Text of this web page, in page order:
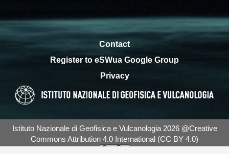
Contact
Register to eSWua Google Group
Privacy
Istituto Nazionale di Geofisica e Vulcanologia 2026 @Creative
Commons Attribution 4.0 International (CC BY 4.0)